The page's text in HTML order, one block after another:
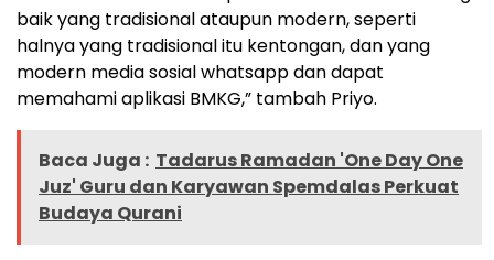
baik yang tradisional ataupun modern, seperti
halnya yang tradisional itu kentongan, dan yang
modern media sosial whatsapp dan dapat
memahami aplikasi BMKG,” tambah Priyo.
Baca Juga : Tadarus Ramadan 'One Day One
Juz' Guru dan Karyawan Spemdalas Perkuat
Budaya Qurani